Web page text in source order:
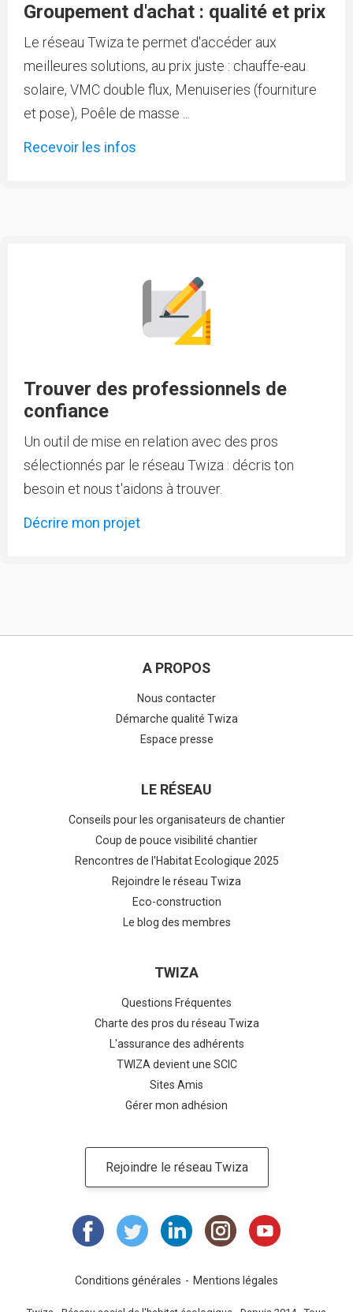
Groupement d'achat : qualité et prix
Le réseau Twiza te permet d'accéder aux
meilleures solutions, au prix juste : chauffe-eau
solaire, VMC double flux, Menuiseries (fourniture
et pose), Poêle de masse ...
Recevoir les infos
Trouver des professionnels de
confiance
Un outil de mise en relation avec des pros
sélectionnés par le réseau Twiza : décris ton
besoin et nous t'aidons à trouver.
Décrire mon projet
A PROPOS
Nous contacter
Démarche qualité Twiza
Espace presse
LE RÉSEAU
Conseils pour les organisateurs de chantier
Coup de pouce visibilité chantier
Rencontres de l'Habitat Ecologique 2025
Rejoindre le réseau Twiza
Eco-construction
Le blog des membres
TWIZA
Questions Fréquentes
Charte des pros du réseau Twiza
L'assurance des adhérents
TWIZA devient une SCIC
Sites Amis
Gérer mon adhésion
Rejoindre le réseau Twiza
Conditions générales Mentions légales